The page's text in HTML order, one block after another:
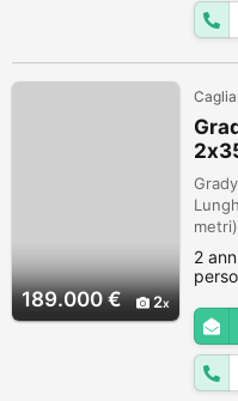
189.000 € 2
metri
1
2